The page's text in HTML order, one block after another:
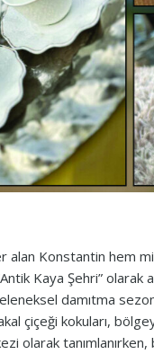
alan Konstantin hem
Kaya Şehri” olarak
damıtma
çiçeği kokuları,
olarak